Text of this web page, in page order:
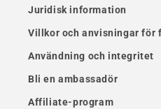
Juridisk information
Villkor och anvisningar för
Användning och integritet
Bli en ambassadör
Affiliate-program